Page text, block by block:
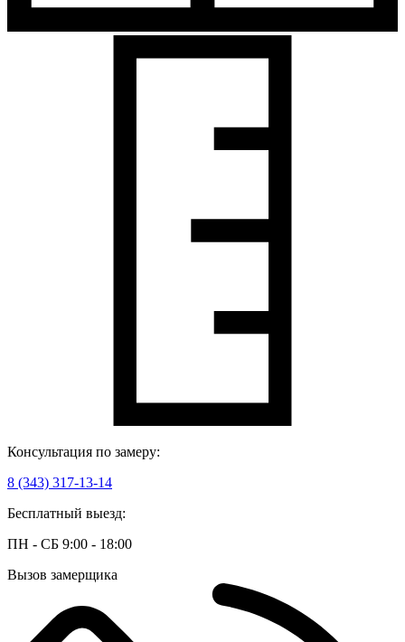
Консультация по замеру:
8 (343) 317-13-14
Бесплатный выезд:
ПН - СБ 9:00 - 18:00
Вызов замерщика